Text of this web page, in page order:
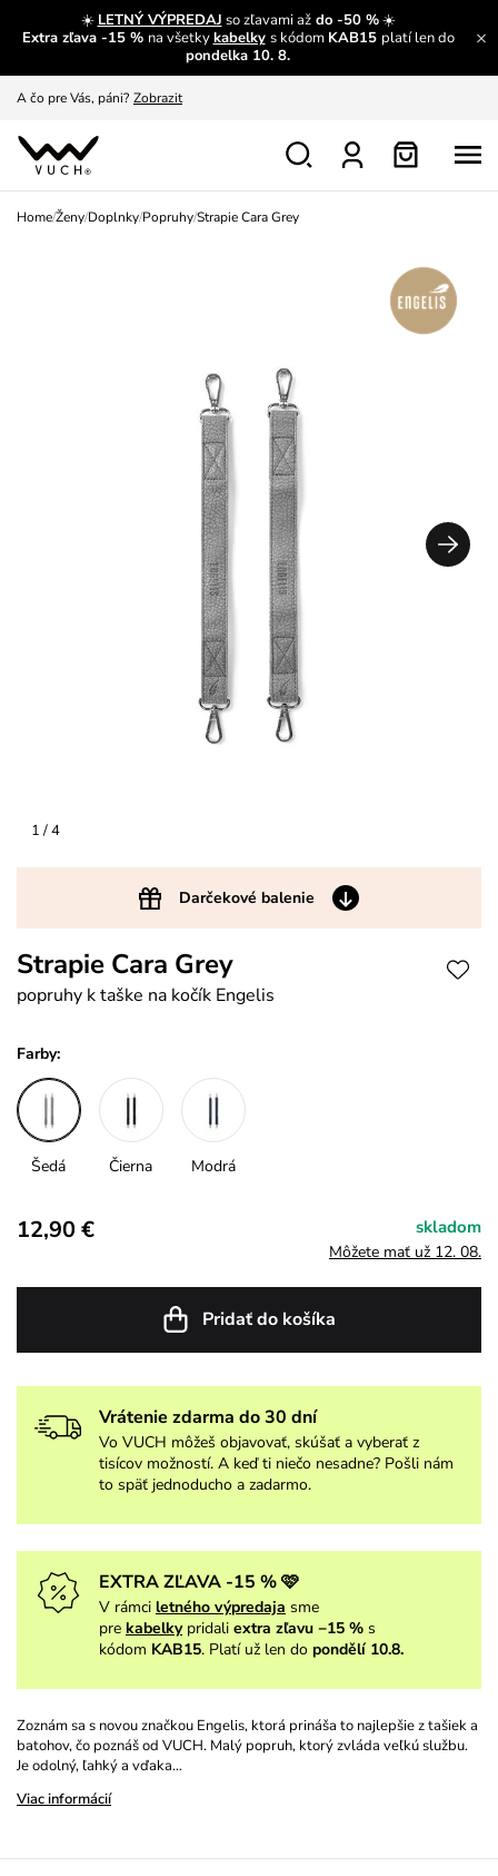
☀️ LETNÝ VÝPREDAJ so zľavami aždo -50 %☀️
Extra zľava -15 % na všetkykabelky s kódom KAB15 platí len do
pondelka 10. 8.
Prečítať viac
A čo pre Vás, páni? Zobrazit
S čím chybu neurobíš?
Nech sa inšpirovať Zobraziť
Home/Ženy/Doplnky/Popruhy/Strapie Cara Grey
1/ 4
Darčekové balenie
Strapie Cara Grey
popruhy k taške na kočík Engelis
Farby:
Šedá Čierna Modrá
12,90 € skladom
Môžete mať už 12. 08.
Pridať do košíka
Vrátenie zdarma do 30 dní
Vo VUCH môžeš objavovať, skúšať a vyberať z
tisícov možností. A keď ti niečo nesadne? Pošli nám
to späť jednoducho a zadarmo.
EXTRA ZĽAVA -15 % 🩷
V rámci letného výpredaja sme
pre kabelky pridali extra zľavu −15 % s
kódom KAB15. Platí už len do pondělí 10.8.
Zoznám sa s novou značkou Engelis, ktorá prináša to najlepšie z tašiek a
batohov, čo poznáš od VUCH. Malý popruh, ktorý zvláda veľkú službu.
Je odolný, ľahký a vďaka…
Viac informácií